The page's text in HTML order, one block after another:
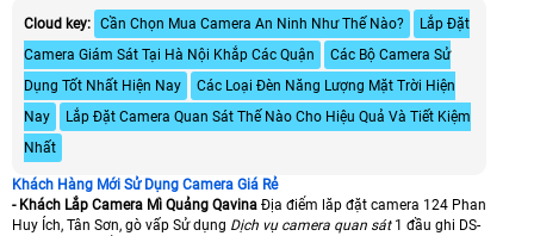
Cloud key: Cần Chọn Mua Camera An Ninh Như Thế Nào?
Lắp Đặt
Camera Giám Sát Tại Hà Nội Khắp Các Quận
Các Bộ Camera Sử
Dụng Tốt Nhất Hiện Nay
Các Loại Đèn Năng Lượng Mặt Trời Hiện
Nay
Lắp Đặt Camera Quan Sát Thế Nào Cho Hiệu Quả Và Tiết Kiệm
Nhất
Khách Hàng Mới Sử Dụng Camera Giá Rẻ
- Khách Lắp Camera Mì Quảng Qavina Địa điểm lăp đặt camera 124 Phan
Huy Ích, Tân Sơn, gò vấp Sử dụng Dịch vụ camera quan sát 1 đầu ghi DS-